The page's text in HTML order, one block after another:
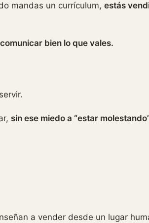
mandas un currículum, estás
bien lo que vales.
sin ese miedo a “estar
a vender desde un lugar